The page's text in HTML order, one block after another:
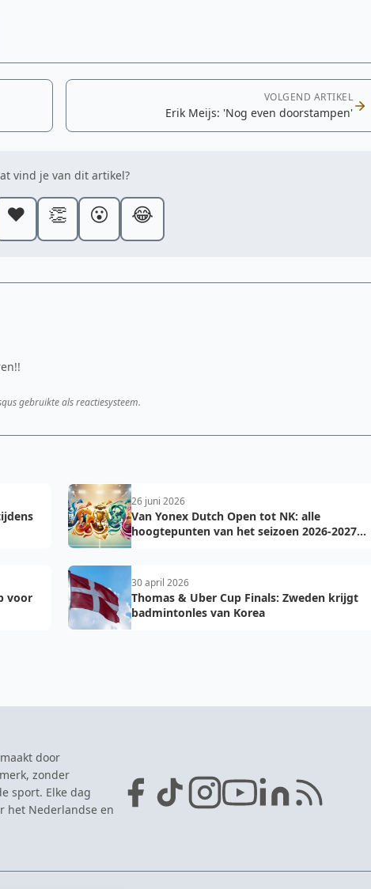
VOLGEND ARTIKEL
Erik Meijs: 'Nog even doorstampen'
vind je van dit artikel?
❤️ 👏 😮 😂
gebruikte als reactiesysteem.
26 juni 2026
Van Yonex Dutch Open tot NK: alle
hoogtepunten van het seizoen 2026-2027
voor
30 april 2026
Thomas & Uber Cup Finals: Zweden krijgt
badmintonles van Korea
door
zonder
sport. Elke dag
het Nederlandse en